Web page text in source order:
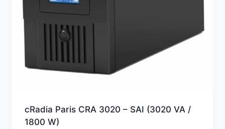
cRadia Paris CRA 3020 – SAI (3020 VA /
1800 W)